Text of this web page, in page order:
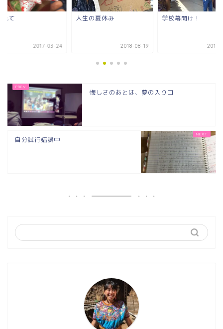
夏休み
2018-08-19
学校幕開け！
2017-01-18
2024-
悔しさのあとは、夢の入り口
自分試行錯誤中